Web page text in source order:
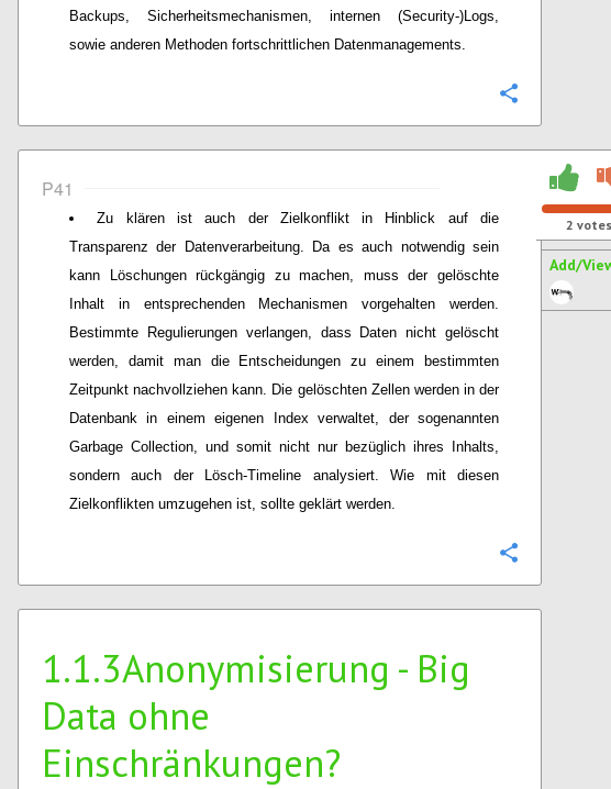
Backups, Sicherheitsmechanismen, internen (Security-)Logs,
sowie anderen Methoden fortschrittlichen Datenmanagements.
P41
Zu klären ist auch der Zielkonflikt in Hinblick auf die
Transparenz der Datenverarbeitung. Da es auch notwendig sein
kann Löschungen rückgängig zu machen, muss der gelöschte
Inhalt in entsprechenden Mechanismen vorgehalten werden.
Bestimmte Regulierungen verlangen, dass Daten nicht gelöscht
werden, damit man die Entscheidungen zu einem bestimmten
Zeitpunkt nachvollziehen kann. Die gelöschten Zellen werden in der
Datenbank in einem eigenen Index verwaltet, der sogenannten
Garbage Collection, und somit nicht nur bezüglich ihres Inhalts,
sondern auch der Lösch-Timeline analysiert. Wie mit diesen
Zielkonflikten umzugehen ist, sollte geklärt werden.
2 votes
Add/
1.1.3Anonymisierung - Big
Data ohne
Einschränkungen?